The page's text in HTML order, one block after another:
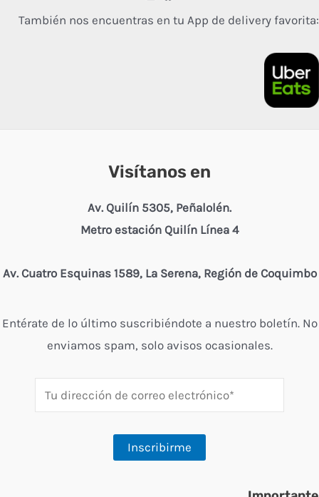
También nos encuentras en tu App de delivery favorita:
Visítanos en
Av. Quilín 5305, Peñalolén.
Metro estación Quilín Línea 4
Av. Cuatro Esquinas 1589, La Serena, Región de Coquimbo
Entérate de lo último suscribiéndote a nuestro boletín. No
enviamos spam, solo avisos ocasionales.